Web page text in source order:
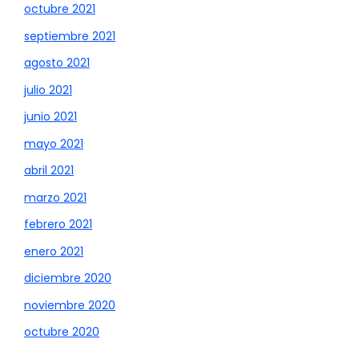
octubre 2021
septiembre 2021
agosto 2021
julio 2021
junio 2021
mayo 2021
abril 2021
marzo 2021
febrero 2021
enero 2021
diciembre 2020
noviembre 2020
octubre 2020